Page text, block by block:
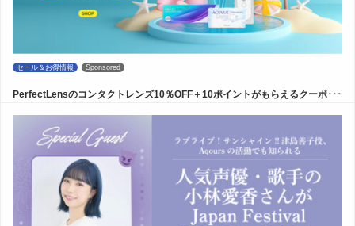
セール＆お得情報 Sponsored
PerfectLensのコンタクトレンズ10％OFF＋10ポイントがもらえるクーポ･･･